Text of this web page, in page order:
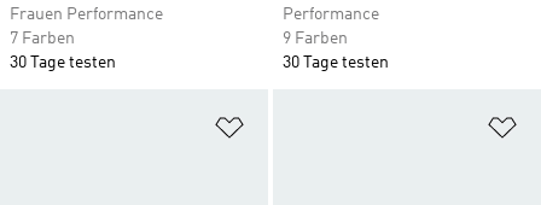
Frauen Performance
7 Farben
30 Tage testen
Performance
9 Farben
30 Tage testen